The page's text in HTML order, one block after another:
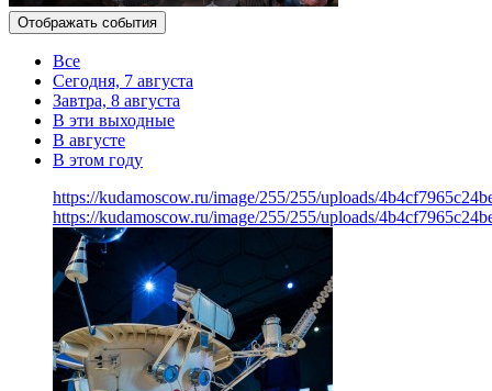
Отображать события
Все
Сегодня, 7 августа
Завтра, 8 августа
В эти выходные
В августе
В этом году
https://kudamoscow.ru/image/255/255/uploads/
https://kudamoscow.ru/image/255/255/uploads/